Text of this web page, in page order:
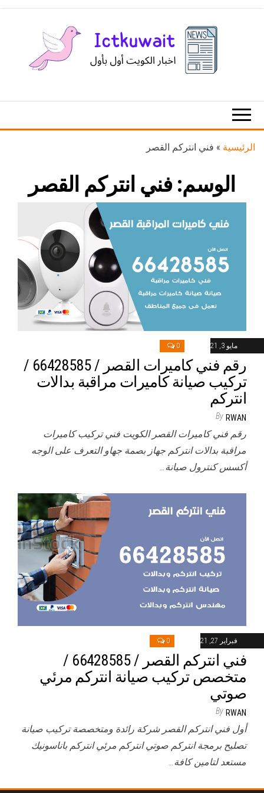
الكويت
الرئيسية » فني انتركم القصر
الوسم: فني انتركم القصر
مايو 3, 2021 0
رقم فني كاميرات القصر / 66428585 /
تركيب صيانة كاميرات مراقبة بدالات
انتركم
By RWAN
رقم فني كاميرات القصر الكويت فني تركيب كاميرات
مراقبة بدالات انتركم جهاز بصمة جهاو التعرف على الوجه
أكسس كنترول صيانة…
فبراير 27, 2021 0
فني انتركم القصر / 66428585 /
متخصص تركيب صيانة انتركم مرئي
صوتي
By RWAN
أول فني انتركم القصر شركة رائدة ومتخصصة تركيب صيانة
تصليح برمجة انتركم صوتي انتركم مرئي انتركم باناسونيك
مستعد لتامين كافة…